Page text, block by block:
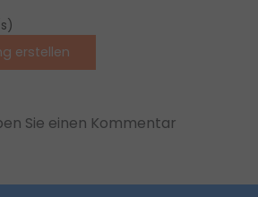
erstellen
Sie einen Kommentar